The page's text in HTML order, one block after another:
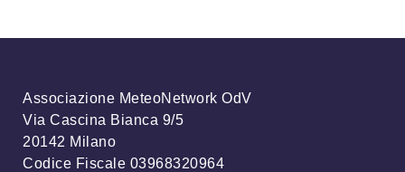
Associazione MeteoNetwork OdV
Via Cascina Bianca 9/5
20142 Milano
Codice Fiscale 03968320964